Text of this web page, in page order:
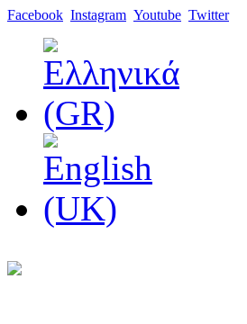
Facebook Instagram Youtube Twitter